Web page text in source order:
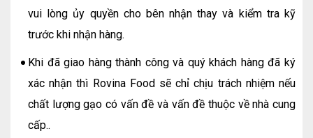
vui lòng ủy quyền cho bên nhận thay và kiểm tra kỹ
trước khi nhận hàng.
Khi đã giao hàng thành công và quý khách hàng đã ký
xác nhận thì Rovina Food sẽ chỉ chịu trách nhiệm nếu
chất lượng gạo có vấn đề và vấn đề thuộc về nhà cung
cấp..